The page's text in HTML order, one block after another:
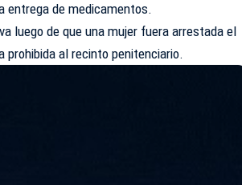
entrega de medicamentos.
luego de que una mujer fuera arrestada el
al recinto penitenciario.